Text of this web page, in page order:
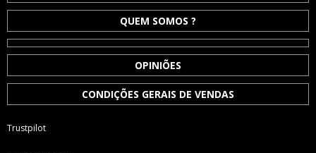
QUEM SOMOS ?
OPINIÕES
CONDIÇÕES GERAIS DE VENDAS
Trustpilot